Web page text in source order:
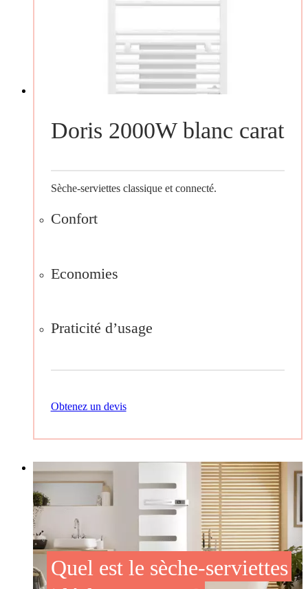
Doris 2000W blanc carat
Sèche-serviettes classique et connecté.
Confort
Economies
Praticité d’usage
Obtenez un devis
Quel est le sèche-serviettes